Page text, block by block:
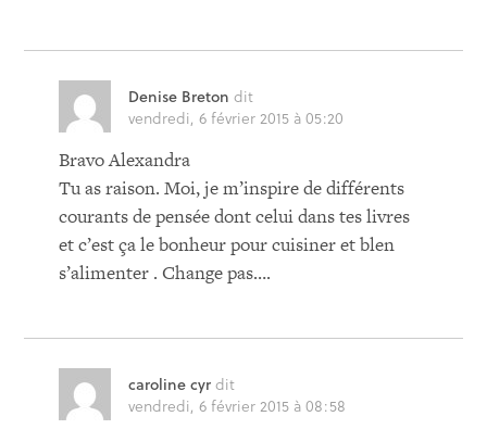
Denise Breton dit
vendredi, 6 février 2015 à 05:20
Bravo Alexandra
Tu as raison. Moi, je m’inspire de différents
courants de pensée dont celui dans tes livres
et c’est ça le bonheur pour cuisiner et blen
s’alimenter . Change pas….
caroline cyr dit
vendredi, 6 février 2015 à 08:58